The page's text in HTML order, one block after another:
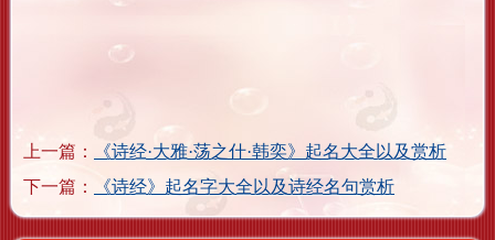
上一篇：
《诗经·大雅·荡之什·韩奕》起名大全以及赏析
下一篇：
《诗经》起名字大全以及诗经名句赏析